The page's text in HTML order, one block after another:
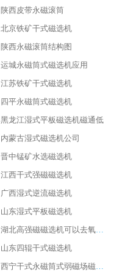
陕西皮带永磁滚筒
北京铁矿干式磁选机
陕西永磁滚筒结构图
运城永磁筒式磁选机应用
江苏铁矿干式磁选机
四平永磁筒式磁选机
黑龙江湿式平板磁选机磁通低
内蒙古湿式磁选机公司
晋中锰矿水选磁选机
江西干式强磁磁选机
广西湿式逆流磁选机
山东湿式平板磁选机
湖北高强磁磁选机可以去氧化铝
山东四辊干式磁选机
西宁干式永磁筒式弱磁场磁选机结构图